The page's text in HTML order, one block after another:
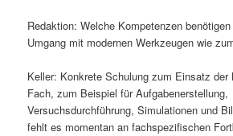
Redaktion: Welche Kompetenzen
Umgang mit modernen Werkzeugen wie
Keller: Konkrete Schulung zum Einsatz der
Fach, zum Beispiel für Aufgabenerstellung,
Versuchsdurchführung, Simulationen und
fehlt es momentan an fachspezifischen